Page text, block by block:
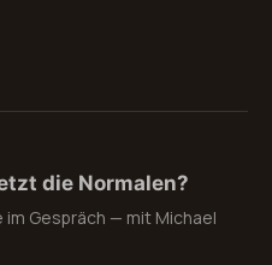
die Normalen?
Gespräch — mit Michael